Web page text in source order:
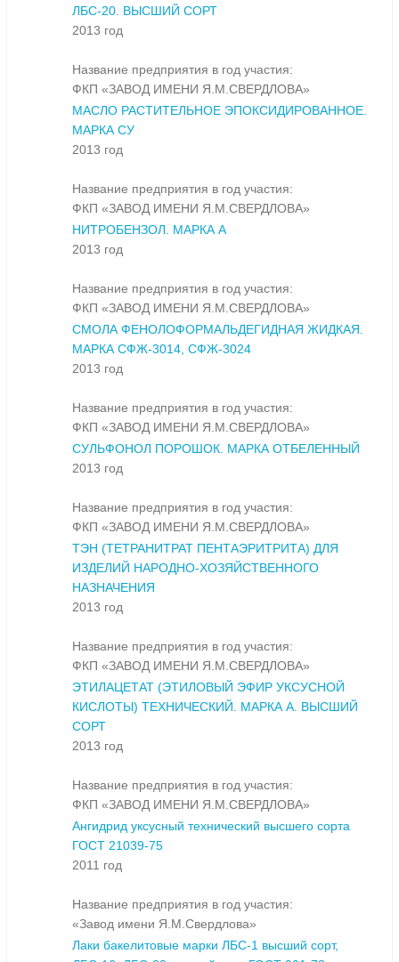
ЛБС-20. ВЫСШИЙ СОРТ
2013 год
Название предприятия в год участия:
ФКП «ЗАВОД ИМЕНИ Я.М.СВЕРДЛОВА»
МАСЛО РАСТИТЕЛЬНОЕ ЭПОКСИДИРОВАННОЕ.
МАРКА СУ
2013 год
Название предприятия в год участия:
ФКП «ЗАВОД ИМЕНИ Я.М.СВЕРДЛОВА»
НИТРОБЕНЗОЛ. МАРКА А
2013 год
Название предприятия в год участия:
ФКП «ЗАВОД ИМЕНИ Я.М.СВЕРДЛОВА»
СМОЛА ФЕНОЛОФОРМАЛЬДЕГИДНАЯ ЖИДКАЯ.
МАРКА СФЖ-3014, СФЖ-3024
2013 год
Название предприятия в год участия:
ФКП «ЗАВОД ИМЕНИ Я.М.СВЕРДЛОВА»
СУЛЬФОНОЛ ПОРОШОК. МАРКА ОТБЕЛЕННЫЙ
2013 год
Название предприятия в год участия:
ФКП «ЗАВОД ИМЕНИ Я.М.СВЕРДЛОВА»
ТЭН (ТЕТРАНИТРАТ ПЕНТАЭРИТРИТА) ДЛЯ
ИЗДЕЛИЙ НАРОДНО-ХОЗЯЙСТВЕННОГО
НАЗНАЧЕНИЯ
2013 год
Название предприятия в год участия:
ФКП «ЗАВОД ИМЕНИ Я.М.СВЕРДЛОВА»
ЭТИЛАЦЕТАТ (ЭТИЛОВЫЙ ЭФИР УКСУСНОЙ
КИСЛОТЫ) ТЕХНИЧЕСКИЙ. МАРКА А. ВЫСШИЙ
СОРТ
2013 год
Название предприятия в год участия:
ФКП «ЗАВОД ИМЕНИ Я.М.СВЕРДЛОВА»
Ангидрид уксусный технический высшего сорта
ГОСТ 21039-75
2011 год
Название предприятия в год участия:
«Завод имени Я.М.Свердлова»
Лаки бакелитовые марки ЛБС-1 высший сорт,